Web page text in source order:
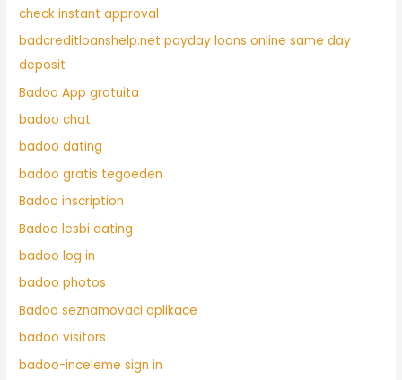
check instant approval
badcreditloanshelp.net payday loans online same day
deposit
Badoo App gratuita
badoo chat
badoo dating
badoo gratis tegoeden
Badoo inscription
Badoo lesbi dating
badoo log in
badoo photos
Badoo seznamovaci aplikace
badoo visitors
badoo-inceleme sign in